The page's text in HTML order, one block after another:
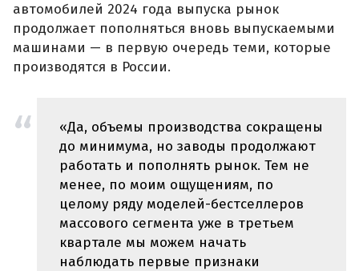
автомобилей 2024 года выпуска рынок
продолжает пополняться вновь выпускаемыми
машинами — в первую очередь теми, которые
производятся в России.
«Да, объемы производства сокращены
до минимума, но заводы продолжают
работать и пополнять рынок. Тем не
менее, по моим ощущениям, по
целому ряду моделей-бестселлеров
массового сегмента уже в третьем
квартале мы можем начать
наблюдать первые признаки